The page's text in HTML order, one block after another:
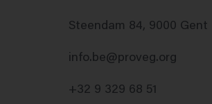
Steendam 84, 9000 Gent
info.be@proveg.org
+32 9 329 68 51